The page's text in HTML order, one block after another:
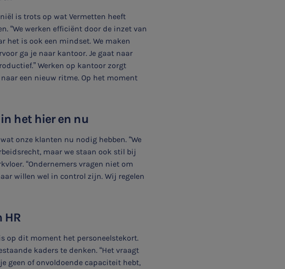
is trots op wat Vermetten heeft
“We werken efficiënt door de inzet van
het is ook een mindset. We maken
ga je naar kantoor. Je gaat naar
Werken op kantoor zorgt
een nieuw ritme. Op het moment
het hier en nu
onze klanten nu nodig hebben. “We
maar we staan ook stil bij
“Ondernemers vragen niet om
willen wel in control zijn. Wij regelen
HR
op dit moment het personeelstekort.
kaders te denken. “Het vraagt
geen of onvoldoende capaciteit hebt,